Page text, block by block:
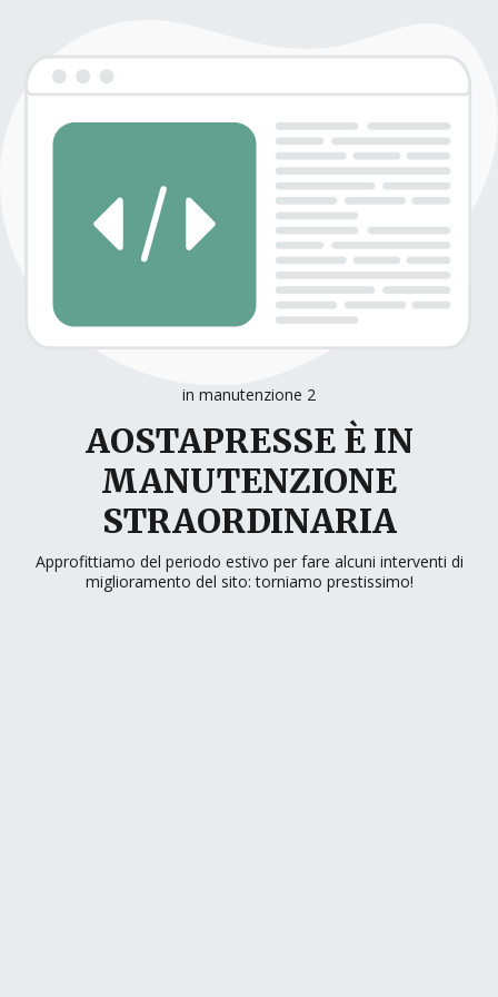
in manutenzione 2
AOSTAPRESSE È IN
MANUTENZIONE
STRAORDINARIA
Approfittiamo del periodo estivo per fare alcuni interventi di
miglioramento del sito: torniamo prestissimo!